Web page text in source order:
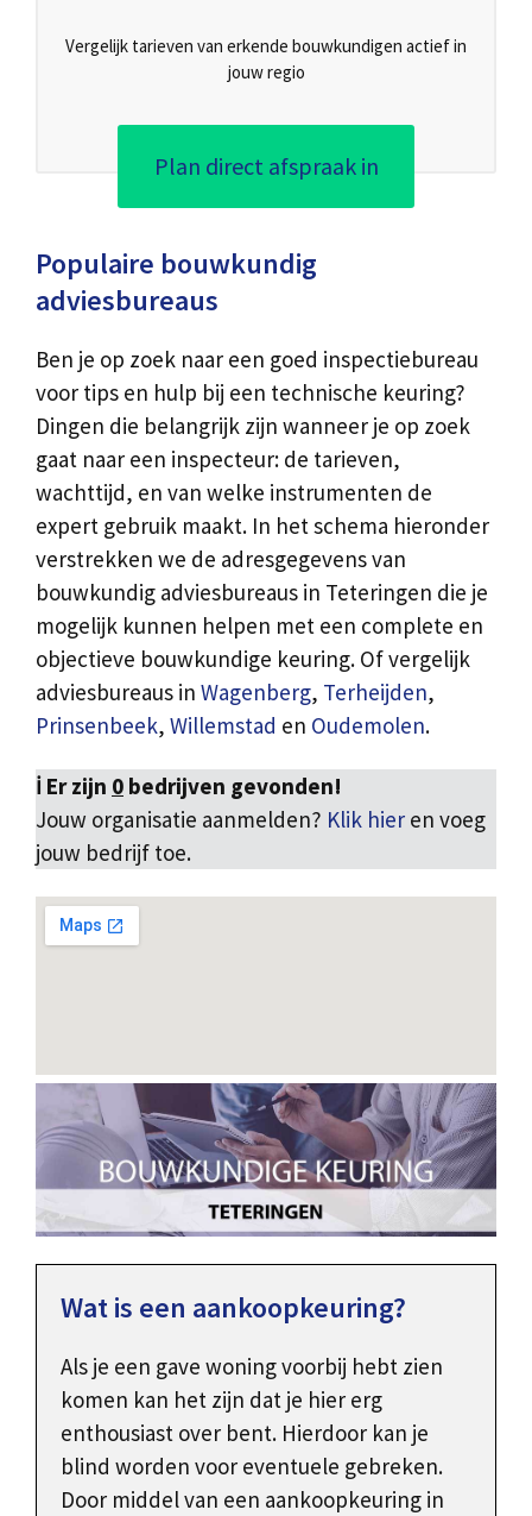
Vergelijk tarieven van erkende bouwkundigen actief in
jouw regio
Plan direct afspraak in
Populaire bouwkundig
adviesbureaus
Ben je op zoek naar een goed inspectiebureau
voor tips en hulp bij een technische keuring?
Dingen die belangrijk zijn wanneer je op zoek
gaat naar een inspecteur: de tarieven,
wachttijd, en van welke instrumenten de
expert gebruik maakt. In het schema hieronder
verstrekken we de adresgegevens van
bouwkundig adviesbureaus in Teteringen die je
mogelijk kunnen helpen met een complete en
objectieve bouwkundige keuring. Of vergelijk
adviesbureaus in Wagenberg, Terheijden,
Prinsenbeek, Willemstad en Oudemolen.
ℹ️ Er zijn 0 bedrijven gevonden!
Jouw organisatie aanmelden? Klik hier en voeg
jouw bedrijf toe.
Wat is een aankoopkeuring?
Als je een gave woning voorbij hebt zien
komen kan het zijn dat je hier erg
enthousiast over bent. Hierdoor kan je
blind worden voor eventuele gebreken.
Door middel van een aankoopkeuring in